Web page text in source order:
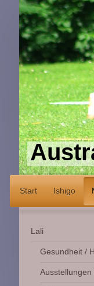
Start Ishigo
Lali
Gesundheit /
Ausstellungen